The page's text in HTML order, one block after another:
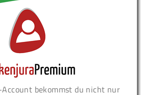
bekommst du nicht nur